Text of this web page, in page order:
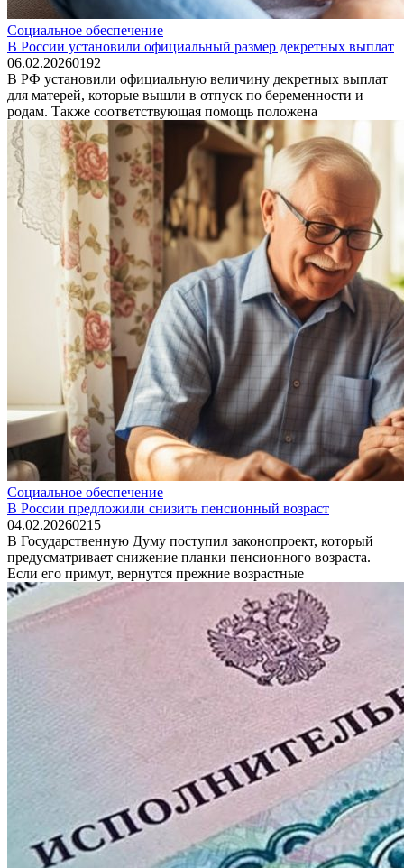
Социальное обеспечение
В России установили официальный размер декретных выплат
06.02.20260192
В РФ установили официальную величину декретных выплат
для матерей, которые вышли в отпуск по беременности и
родам. Также соответствующая помощь положена
Социальное обеспечение
В России предложили снизить пенсионный возраст
04.02.20260215
В Государственную Думу поступил законопроект, который
предусматривает снижение планки пенсионного возраста.
Если его примут, вернутся прежние возрастные